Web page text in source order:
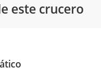
este crucero